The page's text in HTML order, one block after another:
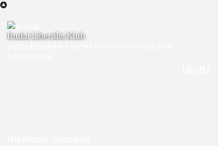
Ugrás
tartalomra
Budai Liberális Klub